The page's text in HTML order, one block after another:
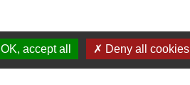
OK, accept all Deny all cookies